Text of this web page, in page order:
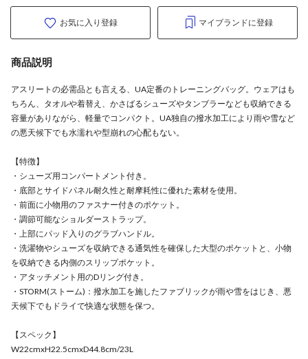
お気に入り登録 マイブランドに登録
商品説明
アスリートの必需品とも言える、UA定番のトレーニングバッグ。ウェアはも
ちろん、タオルや着替え、かさばるシューズやタンブラーなども収納できる
容量がありながら、軽量でコンパクト。UA独自の撥水加工により雨や雪など
の悪天候下でも水濡れや型崩れの心配もない。
【特徴】
・シューズ用コンパートメント付き。
・底部とサイドパネル耐久性と耐摩耗性に優れた素材を使用。
・前面に小物用のファスナー付きのポケット。
・調節可能なショルダーストラップ。
・上部にパッド入りのグラブハンドル。
・洗濯物やシューズを収納できる通気性を確保した大型のポケットと、小物
を収納できる内側のスリップポケット。
・アタッチメント用のDリング付き。
・STORM(ストーム)：撥水加工を施したファブリックが雨や雪をはじき、悪
天候下でもドライで快適な状態を保つ。
【スペック】
W22cmxH22.5cmxD44.8cm/23L